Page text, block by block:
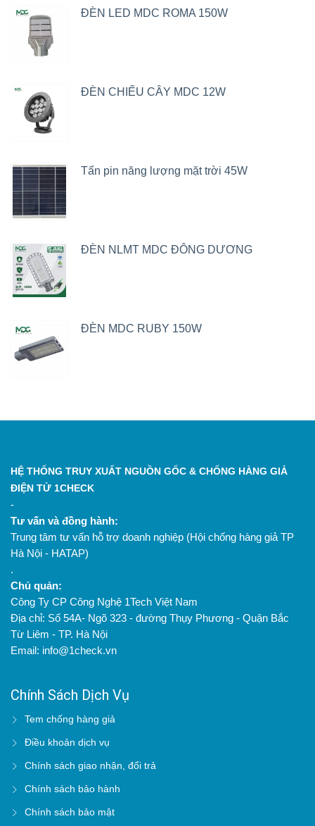
ĐÈN LED MDC ROMA 150W
ĐÈN CHIẾU CÂY MDC 12W
Tấn pin năng lượng mặt trời 45W
ĐÈN NLMT MDC ĐÔNG DƯƠNG
ĐÈN MDC RUBY 150W
HỆ THỐNG TRUY XUẤT NGUỒN GỐC & CHỐNG HÀNG GIẢ
ĐIỆN TỬ 1CHECK
-
Tư vấn và đồng hành:
Trung tâm tư vấn hỗ trợ doanh nghiệp (Hội chống hàng giả TP
Hà Nội - HATAP)
.
Chủ quản:
Công Ty CP Công Nghệ 1Tech Việt Nam
Địa chỉ: Số 54A- Ngõ 323 - đường Thụy Phương - Quận Bắc
Từ Liêm - TP. Hà Nội
Email: info@1check.vn
Chính Sách Dịch Vụ
Tem chống hàng giả
Điều khoản dịch vụ
Chính sách giao nhận, đổi trả
Chính sách bảo hành
Chính sách bảo mật